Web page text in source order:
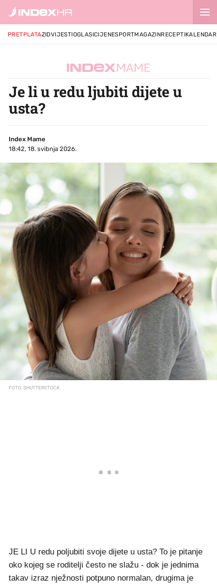
PRETPLATAZIDVIJESTIOGLASICIJENESPORTMAGAZINRECEPTIKALENDAR
Je li u redu ljubiti dijete u
usta?
Index Mame
18:42, 18. svibnja 2026.
FOTO: SHUTTERSTOCK
JE LI U redu poljubiti svoje dijete u usta? To je pitanje
oko kojeg se roditelji često ne slažu - dok je jednima
takav izraz nježnosti potpuno normalan, drugima je